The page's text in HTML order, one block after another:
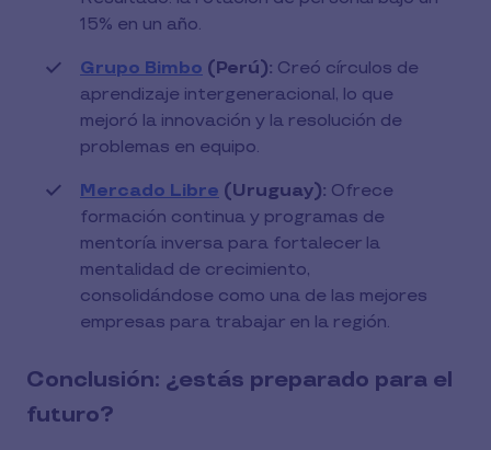
15% en un año.
Grupo Bimbo (Perú): Creó círculos de
aprendizaje intergeneracional, lo que
mejoró la innovación y la resolución de
problemas en equipo.
Mercado Libre (Uruguay): Ofrece
formación continua y programas de
mentoría inversa para fortalecer la
mentalidad de crecimiento,
consolidándose como una de las mejores
empresas para trabajar en la región.
Conclusión: ¿estás preparado para el
futuro?